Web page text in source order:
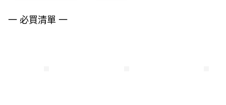
４．使用「AFTEE先享後付」時，將依據個別帳號之用戶狀況，依本公司即
一 必買清單 一